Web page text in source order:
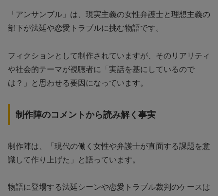
「アンサンブル」は、現実主義の女性弁護士と理想主義の
部下が法廷や恋愛トラブルに挑む物語です。
フィクションとして制作されていますが、そのリアリティ
や社会的テーマが視聴者に「実話を基にしているので
は？」と思わせる要因になっています。
制作陣のコメントから読み解く事実
制作陣は、「現代の働く女性や弁護士が直面する課題を意
識して作り上げた」と語っています。
物語に登場する法廷シーンや恋愛トラブル裁判のケースは